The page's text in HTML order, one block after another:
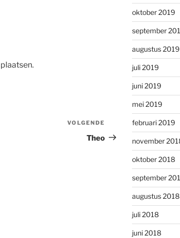
Volgend
bericht
VOLGENDE
Theo
oktober 2019
september
augustus 2019
juli 2019
juni 2019
mei 2019
februari 2019
november
oktober 2018
september
augustus 2018
juli 2018
juni 2018